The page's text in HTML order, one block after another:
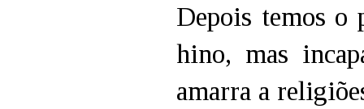
Depois temos o
hino, mas
amarra a